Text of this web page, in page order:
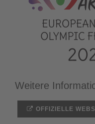
Weitere
OFFIZIELLE